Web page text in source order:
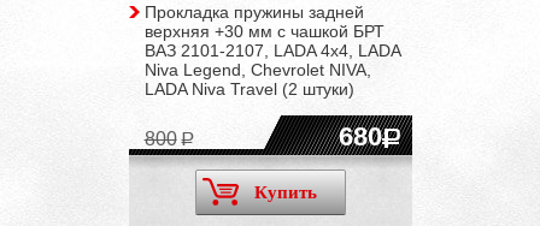
Прокладка пружины задней
верхняя +30 мм с чашкой БРТ
ВАЗ 2101-2107, LADA 4x4, LADA
Niva Legend, Chevrolet NIVA,
LADA Niva Travel (2 штуки)
680
800
Купить